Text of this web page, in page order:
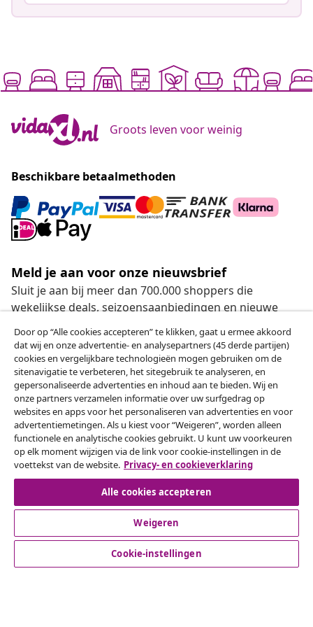
Groots leven voor weinig
Beschikbare betaalmethoden
Meld je aan voor onze nieuwsbrief
Sluit je aan bij meer dan 700.000 shoppers die
wekelijkse deals, seizoensaanbiedingen en nieuwe
Onze sociale media
Herroeping van de overeenkomst
Een annulering voor je bestelling indienen
Herroeping van de overeenkomst
Klantenservice
Door op “Alle cookies accepteren” te klikken, gaat u ermee akkoord
dat wij en onze advertentie- en analysepartners (45 derde partijen)
cookies en vergelijkbare technologieën mogen gebruiken om de
sitenavigatie te verbeteren, het sitegebruik te analyseren, en
gepersonaliseerde advertenties en inhoud aan te bieden. Wij en
onze partners verzamelen informatie over uw surfgedrag op
websites en apps voor het personaliseren van advertenties en voor
advertentiemetingen. Als u kiest voor “Weigeren”, worden alleen
functionele en analytische cookies gebruikt. U kunt uw voorkeuren
op elk moment wijzigen via de link voor cookie-instellingen in de
voettekst van de website. Privacy- en cookieverklaring
Alle cookies accepteren
Weigeren
Cookie-instellingen